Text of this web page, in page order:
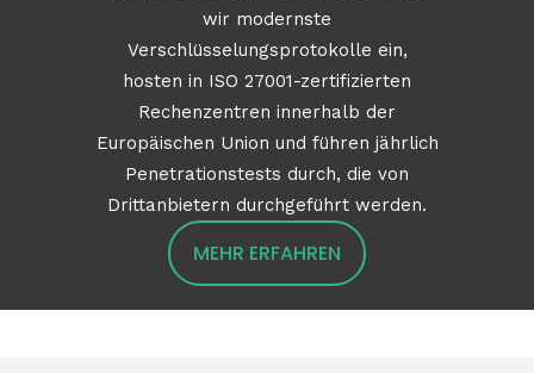
wir modernste
Verschlüsselungsprotokolle ein,
hosten in ISO 27001-zertifizierten
Rechenzentren innerhalb der
Europäischen Union und führen jährlich
Penetrationstests durch, die von
Drittanbietern durchgeführt werden.
MEHR ERFAHREN